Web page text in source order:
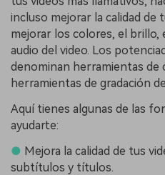
incluso mejorar la calidad de
mejorar los colores, el brillo,
audio del video. Los
denominan herramientas de
herramientas de gradación
Aquí tienes algunas de las
ayudarte:
● Mejora la calidad de tus
subtítulos y títulos.